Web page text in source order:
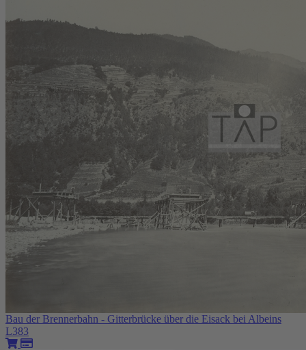
Bau der Brennerbahn - Gitterbrücke über die Eisack bei Albeins
L383